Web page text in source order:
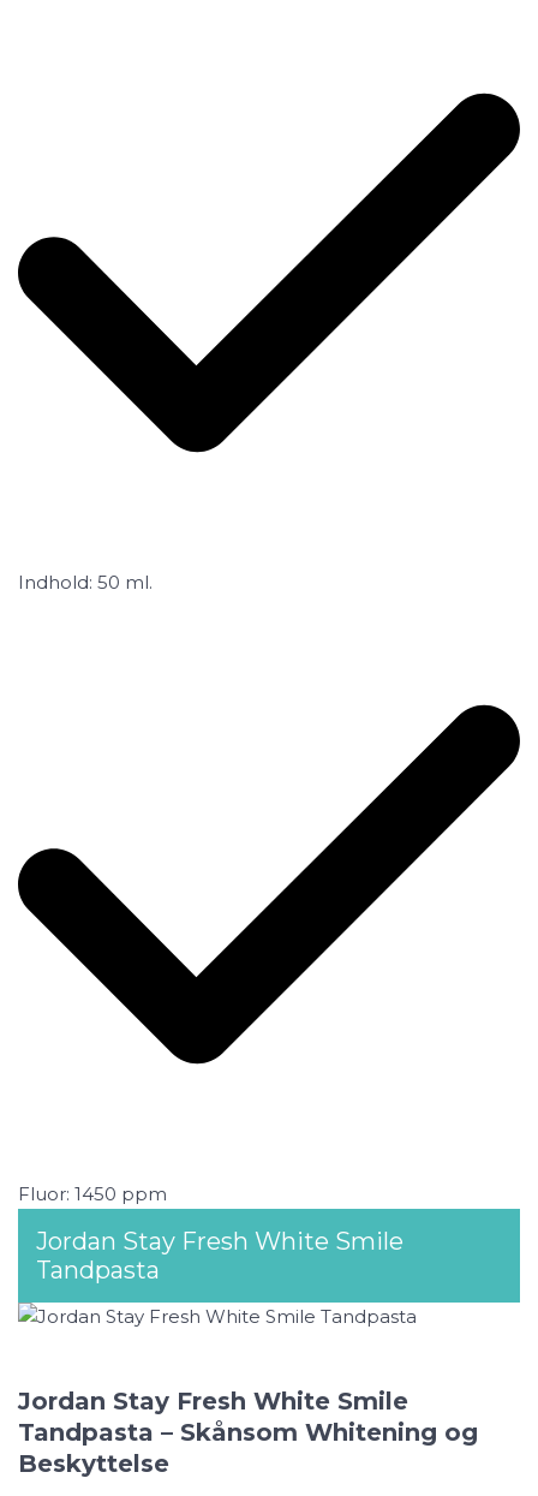
Indhold: 50 ml.
Fluor: 1450 ppm
Jordan Stay Fresh White Smile
Tandpasta
Jordan Stay Fresh White Smile
Tandpasta – Skånsom Whitening og
Beskyttelse